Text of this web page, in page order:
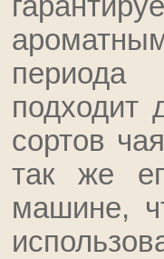
подходит
сортов
так же
машине,